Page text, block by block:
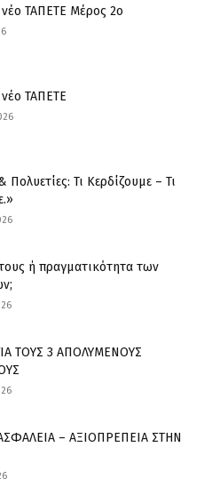
ΤΑΠΕΤΕ Μέρος 2ο
ΤΑΠΕΤΕ
Πολυετίες: Τι Κερδίζουμε – Τι
ή πραγματικότητα των
ΤΟΥΣ 3 ΑΠΟΛΥΜΕΝΟΥΣ
– ΑΞΙΟΠΡΕΠΕΙΑ ΣΤΗΝ